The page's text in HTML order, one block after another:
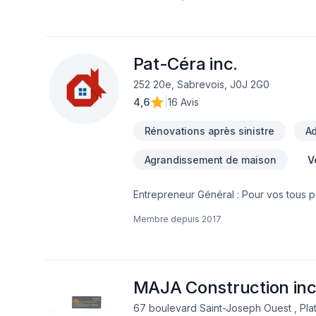
les différentes étapes de la
Pat-Céra inc.
252 20e, Sabrevois, J0J 2G0
4,6
16 Avis
Rénovations après sinistre
Agrandissement de maison
Entrepreneur Général : Pour vos tous
Membre depuis 2017
MAJA Construction inc
67 boulevard Saint-Joseph Ouest ,